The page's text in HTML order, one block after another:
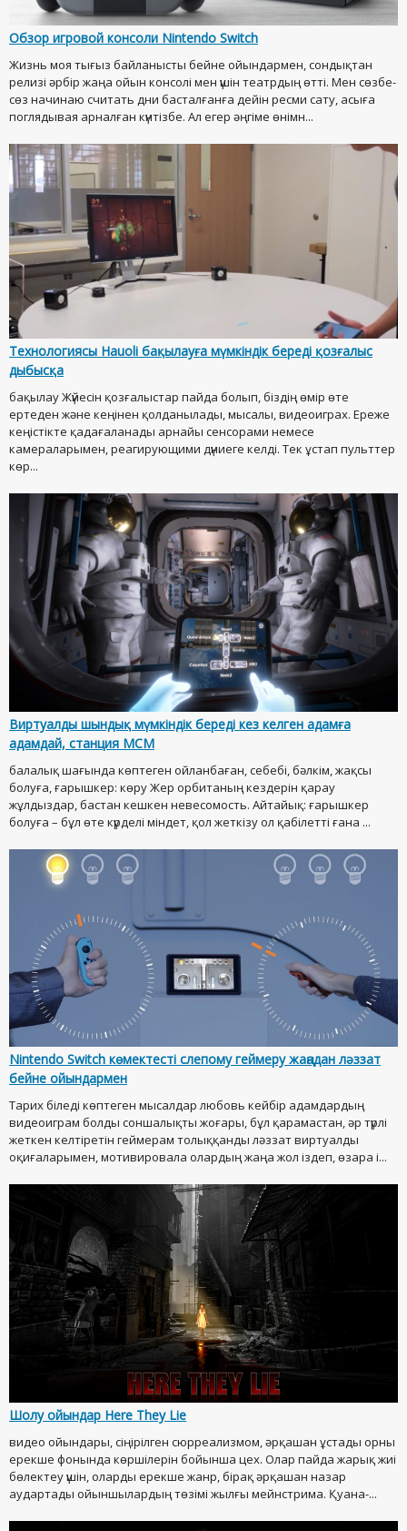
Обзор игровой консоли Nintendo Switch
Жизнь моя тығыз байланысты бейне ойындармен, сондықтан
релизі әрбір жаңа ойын консолі мен үшін театрдың өтті. Мен сөзбе-
сөз начинаю считать дни басталғанға дейін ресми сату, асыға
поглядывая арналған күнтізбе. Ал егер әңгіме өнімн...
Технологиясы Hauoli бақылауға мүмкіндік береді қозғалыс
дыбысқа
бақылау Жүйесін қозғалыстар пайда болып, біздің өмір өте
ертеден және кеңінен қолданылады, мысалы, видеоиграх. Ереже
кеңістікте қадағаланады арнайы сенсорами немесе
камераларымен, реагирующими дүниеге келді. Тек ұстап пульттер
көр...
Виртуалды шындық мүмкіндік береді кез келген адамға
адамдай, станция МСМ
балалық шағында көптеген ойланбаған, себебі, бәлкім, жақсы
болуға, ғарышкер: көру Жер орбитаның кездерін қарау
жұлдыздар, бастан кешкен невесомость. Айтайық: ғарышкер
болуға – бұл өте күрделі міндет, қол жеткізу ол қабілетті ғана ...
Nintendo Switch көмектесті слепому геймеру жаңадан ләззат
бейне ойындармен
Тарих біледі көптеген мысалдар любовь кейбір адамдардың
видеоиграм болды соншалықты жоғары, бұл қарамастан, әр түрлі
жеткен келтіретін геймерам толыққанды ләззат виртуалды
оқиғаларымен, мотивировала олардың жаңа жол іздеп, өзара і...
Шолу ойындар Here They Lie
видео ойындары, сіңірілген сюрреализмом, әрқашан ұстады орны
ерекше фонында көршілерін бойынша цех. Олар пайда жарық жиі
бөлектеу үшін, оларды ерекше жанр, бірақ әрқашан назар
аудартады ойыншылардың төзімі жылғы мейнстрима. Қуана-...